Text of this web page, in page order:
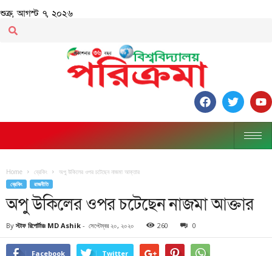
শুক্র, আগস্ট ৭, ২০২৬
Home ব্রেকিং অপু উকিলের ওপর চটেছেন নাজমা আক্তার
ব্রেকিং রাজনীতি
অপু উকিলের ওপর চটেছেন নাজমা আক্তার
By স্টাফ রিপোর্টারঃ MD Ashik - সেপ্টেম্বর ২০, ২০২০ 260 0
Facebook Twitter